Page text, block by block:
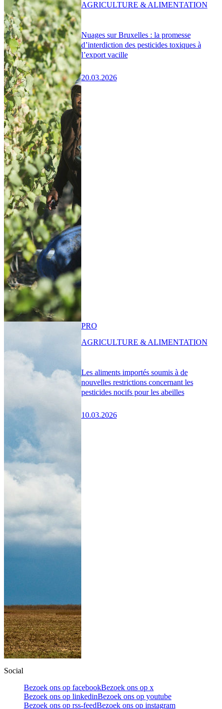
Nuages sur Bruxelles : la promesse
d’interdiction des pesticides toxiques à
l’export vacille
20.03.2026
AGRICULTURE & ALIMENTATION
Les aliments importés soumis à de
nouvelles restrictions concernant les
pesticides nocifs pour les abeilles
10.03.2026
PRO
AGRICULTURE & ALIMENTATION
Social
Bezoek ons op facebookBezoek ons op x
Bezoek ons op linkedinBezoek ons op youtube
Bezoek ons op rss-feedBezoek ons op instagram